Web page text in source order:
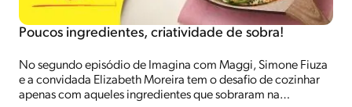
Poucos ingredientes, criatividade de sobra!
No segundo episódio de Imagina com Maggi, Simone Fiuza
e a convidada Elizabeth Moreira tem o desafio de cozinhar
apenas com aqueles ingredientes que sobraram na